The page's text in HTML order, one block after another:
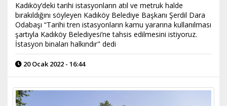
Kadıköy’deki tarihi istasyonların atıl ve metruk halde
bırakıldığını söyleyen Kadıköy Belediye Başkanı Şerdil Dara
Odabaşı “Tarihi tren istasyonların kamu yararına kullanılması
şartıyla Kadıköy Belediyesi’ne tahsis edilmesini istiyoruz.
İstasyon binaları halkındır" dedi
20 Ocak 2022 - 16:44